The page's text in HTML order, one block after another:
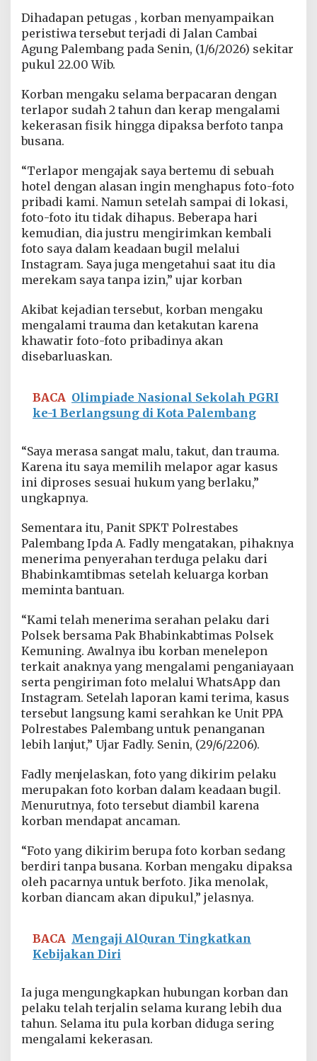
n
g
P
e
d
a
d
i
l
e
m
b
a
n
g
D
i
t
n
g
k
l
u
g
a
d
a
o
l
i
s
i
Dihadapan petugas , korban menyampaikan
peristiwa tersebut terjadi di Jalan Cambai
Agung Palembang pada Senin, (1/6/2026) sekitar
pukul 22.00 Wib.
Korban mengaku selama berpacaran dengan
terlapor sudah 2 tahun dan kerap mengalami
kekerasan fisik hingga dipaksa berfoto tanpa
busana.
“Terlapor mengajak saya bertemu di sebuah
hotel dengan alasan ingin menghapus foto-foto
pribadi kami. Namun setelah sampai di lokasi,
foto-foto itu tidak dihapus. Beberapa hari
kemudian, dia justru mengirimkan kembali
foto saya dalam keadaan bugil melalui
Instagram. Saya juga mengetahui saat itu dia
merekam saya tanpa izin,” ujar korban
Akibat kejadian tersebut, korban mengaku
mengalami trauma dan ketakutan karena
khawatir foto-foto pribadinya akan
disebarluaskan.
BACA Olimpiade Nasional Sekolah PGRI
ke-1 Berlangsung di Kota Palembang
“Saya merasa sangat malu, takut, dan trauma.
Karena itu saya memilih melapor agar kasus
ini diproses sesuai hukum yang berlaku,”
ungkapnya.
Sementara itu, Panit SPKT Polrestabes
Palembang Ipda A. Fadly mengatakan, pihaknya
menerima penyerahan terduga pelaku dari
Bhabinkamtibmas setelah keluarga korban
meminta bantuan.
“Kami telah menerima serahan pelaku dari
Polsek bersama Pak Bhabinkabtimas Polsek
Kemuning. Awalnya ibu korban menelepon
terkait anaknya yang mengalami penganiayaan
serta pengiriman foto melalui WhatsApp dan
Instagram. Setelah laporan kami terima, kasus
tersebut langsung kami serahkan ke Unit PPA
Polrestabes Palembang untuk penanganan
lebih lanjut,” Ujar Fadly. Senin, (29/6/2206).
Fadly menjelaskan, foto yang dikirim pelaku
merupakan foto korban dalam keadaan bugil.
Menurutnya, foto tersebut diambil karena
korban mendapat ancaman.
“Foto yang dikirim berupa foto korban sedang
berdiri tanpa busana. Korban mengaku dipaksa
oleh pacarnya untuk berfoto. Jika menolak,
korban diancam akan dipukul,” jelasnya.
BACA Mengaji AlQuran Tingkatkan
Kebijakan Diri
Ia juga mengungkapkan hubungan korban dan
pelaku telah terjalin selama kurang lebih dua
tahun. Selama itu pula korban diduga sering
mengalami kekerasan.